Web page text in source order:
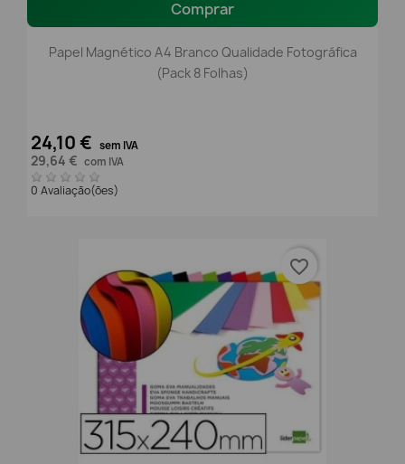
Comprar
Papel Magnético A4 Branco Qualidade Fotográfica
(Pack 8 Folhas)
24,10 € sem IVA
29,64 € com IVA
0 Avaliação(ões)
favorite_border